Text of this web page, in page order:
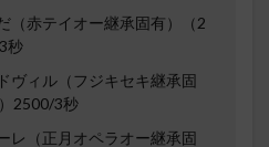
（赤テイオー継承固有）（2
秒
ヴィル（フジキセキ継承固
2500/3秒
レ（正月オペラオー継承固